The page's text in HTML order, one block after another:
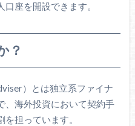
座を開設できます。
？
）とは独立系ファイナ
、海外投資において契約手
担っています。